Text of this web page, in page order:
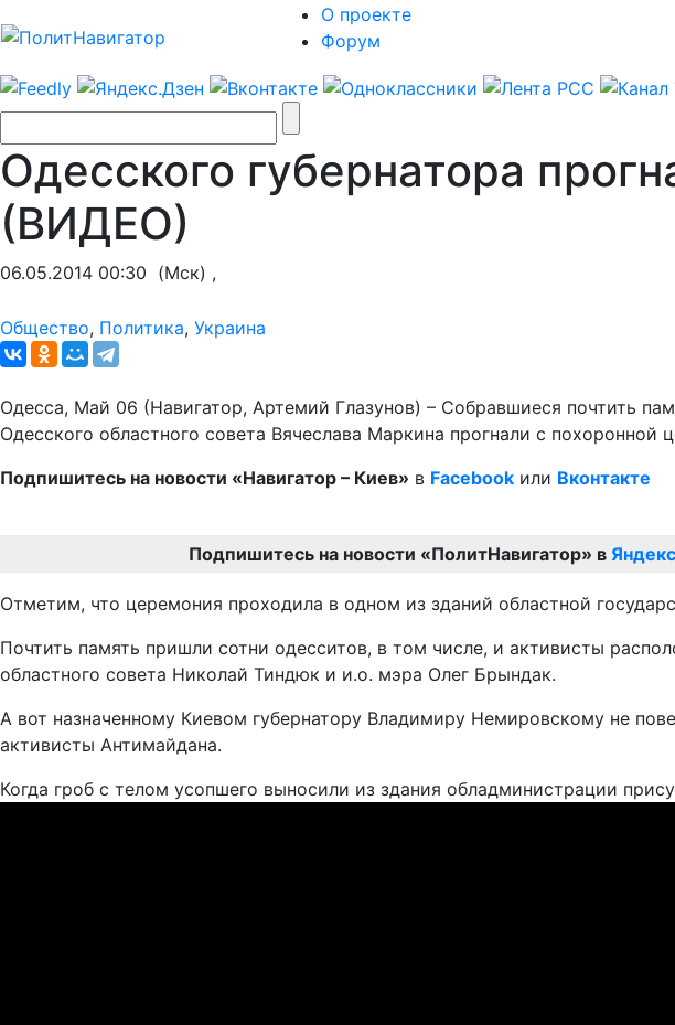
О проекте
Форум
Одесского губернатора
(ВИДЕО)
06.05.2014 00:30 (Мск) ,
Общество, Политика, Украина
Одесса, Май 06 (Навигатор, Артемий Глазунов) – Собравшиеся почтить
Одесского областного совета Вячеслава Маркина прогнали с
Подпишитесь на новости «Навигатор – Киев» в Facebook или Вконтакте
Подпишитесь на новости «ПолитНавигатор» в
Отметим, что церемония проходила в одном из зданий областной
Почтить память пришли сотни одесситов, в том числе, и активисты
областного совета Николай Тиндюк и и.о. мэра Олег Брындак.
А вот назначенному Киевом губернатору Владимиру Немировскому не
активисты Антимайдана.
Когда гроб с телом усопшего выносили из здания обладминистрации